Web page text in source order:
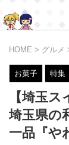
HOME > グルメ
お菓子 特集
【埼玉
埼玉県の
一品『や